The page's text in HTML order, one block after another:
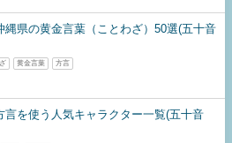
縄県の黄金言葉（ことわざ）50選(五十音
黄金言葉 方言
言を使う人気キャラクター一覧(五十音